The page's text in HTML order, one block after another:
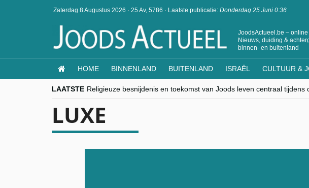
Zaterdag 8 Augustus 2026 · 25 Av, 5786 · Laatste publicatie: Donderdag 25 Juni 0:36
JoodsActueel.be – online
Nieuws, duiding &
binnen- en buitenland
HOME BINNENLAND BUITENLAND ISRAËL CULTUUR &
LAATSTE Religieuze besnijdenis en toekomst van Joods leven centraal tijdens
“Besnijdenisdebat toont hoe moeilijk seculiere Westen minderheden
CITYTRIP | ROEMENIË – Boekarest: de verrassing van Oost-Europa
“Vandaag zit elke Jood in België op de beklaagdenbank”
goKosher lanceert nieuwe website en samenwerking met
LUXE